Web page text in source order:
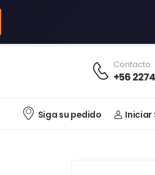
Contacto
+56
Siga su pedido Iniciar